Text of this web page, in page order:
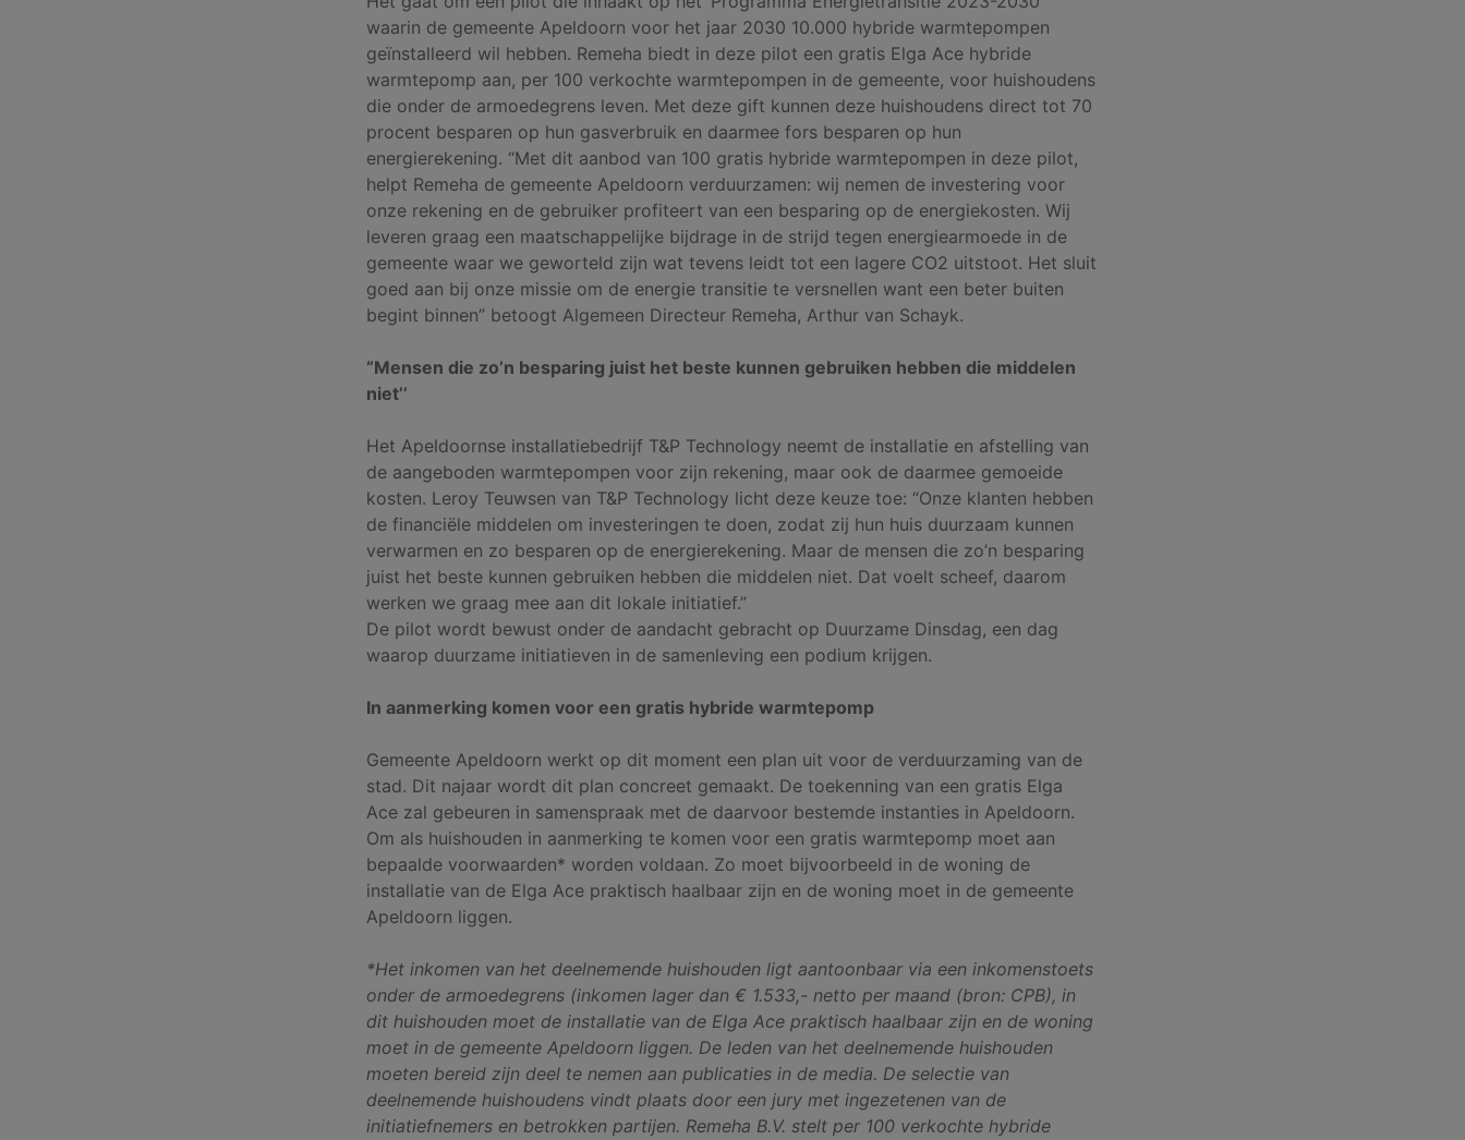
waarin de gemeente Apeldoorn voor het jaar 2030 10.000 hybride warmtepompen
geïnstalleerd wil hebben. Remeha biedt in deze pilot een gratis Elga Ace hybride
warmtepomp aan, per 100 verkochte warmtepompen in de gemeente, voor huishoudens
die onder de armoedegrens leven. Met deze gift kunnen deze huishoudens direct tot 70
procent besparen op hun gasverbruik en daarmee fors besparen op hun
energierekening. “Met dit aanbod van 100 gratis hybride warmtepompen in deze pilot,
helpt Remeha de gemeente Apeldoorn verduurzamen: wij nemen de investering voor
onze rekening en de gebruiker profiteert van een besparing op de energiekosten. Wij
leveren graag een maatschappelijke bijdrage in de strijd tegen energiearmoede in de
gemeente waar we geworteld zijn wat tevens leidt tot een lagere CO2 uitstoot. Het sluit
goed aan bij onze missie om de energie transitie te versnellen want een beter buiten
begint binnen” betoogt Algemeen Directeur Remeha, Arthur van Schayk.
“Mensen die zo’n besparing juist het beste kunnen gebruiken hebben die middelen
niet’’
Het Apeldoornse installatiebedrijf T&P Technology neemt de installatie en afstelling van
de aangeboden warmtepompen voor zijn rekening, maar ook de daarmee gemoeide
kosten. Leroy Teuwsen van T&P Technology licht deze keuze toe: “Onze klanten hebben
de financiële middelen om investeringen te doen, zodat zij hun huis duurzaam kunnen
verwarmen en zo besparen op de energierekening. Maar de mensen die zo’n besparing
juist het beste kunnen gebruiken hebben die middelen niet. Dat voelt scheef, daarom
werken we graag mee aan dit lokale initiatief.”
De pilot wordt bewust onder de aandacht gebracht op Duurzame Dinsdag, een dag
waarop duurzame initiatieven in de samenleving een podium krijgen.
In aanmerking komen voor een gratis hybride warmtepomp
Gemeente Apeldoorn werkt op dit moment een plan uit voor de verduurzaming van de
stad. Dit najaar wordt dit plan concreet gemaakt. De toekenning van een gratis Elga
Ace zal gebeuren in samenspraak met de daarvoor bestemde instanties in Apeldoorn.
Om als huishouden in aanmerking te komen voor een gratis warmtepomp moet aan
bepaalde voorwaarden* worden voldaan. Zo moet bijvoorbeeld in de woning de
installatie van de Elga Ace praktisch haalbaar zijn en de woning moet in de gemeente
Apeldoorn liggen.
*Het inkomen van het deelnemende huishouden ligt aantoonbaar via een inkomenstoets
onder de armoedegrens (inkomen lager dan € 1.533,- netto per maand (bron: CPB), in
dit huishouden moet de installatie van de Elga Ace praktisch haalbaar zijn en de woning
moet in de gemeente Apeldoorn liggen. De leden van het deelnemende huishouden
moeten bereid zijn deel te nemen aan publicaties in de media. De selectie van
deelnemende huishoudens vindt plaats door een jury met ingezetenen van de
initiatiefnemers en betrokken partijen. Remeha B.V. stelt per 100 verkochte hybride